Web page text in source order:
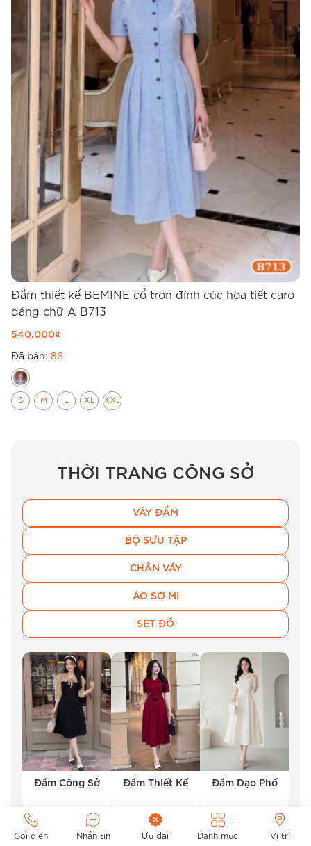
Đầm thiết kế BEMINE cổ tròn đính cúc họa tiết caro
dáng chữ A B713
540.000₫
Đã bán: 86
S M L XL XXL
THỜI TRANG CÔNG SỞ
VÁY ĐẦM
BỘ SƯU TẬP
CHÂN VÁY
ÁO SƠ MI
SET ĐỒ
Đầm Công Sở Đầm Thiết Kế Đầm Dạo Phố
Gọi điện Nhắn tin Ưu đãi Danh mục Vị trí